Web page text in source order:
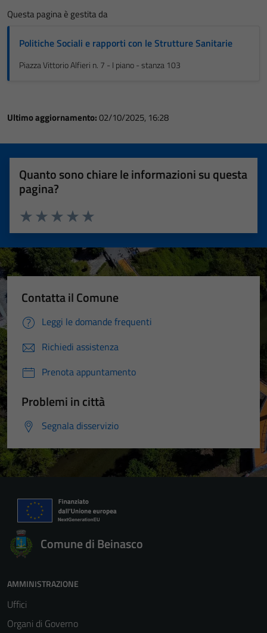
Questa pagina è gestita da
Politiche Sociali e rapporti con le Strutture Sanitarie
Piazza Vittorio Alfieri n. 7 - I piano - stanza 103
Ultimo aggiornamento:02/10/2025, 16:28
Quanto sono chiare le informazioni su questa
pagina?
Valuta 5 stelle su 5
Valuta 4 stelle su 5
Valuta 3 stelle su 5
Valuta 2 stelle su 5
Valuta 1 stelle su 5
Contatta il Comune
Leggi le domande frequenti
Richiedi assistenza
Prenota appuntamento
Problemi in città
Segnala disservizio
Comune di Beinasco
AMMINISTRAZIONE
Uffici
Organi di Governo